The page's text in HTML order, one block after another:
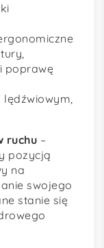
poprawę
ruchu –
pozycją
na
swojego
stanie się